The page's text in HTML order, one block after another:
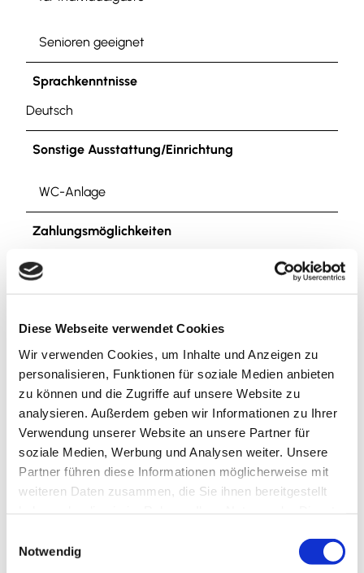
Diese Webseite verwendet Cookies
Wir verwenden Cookies, um Inhalte und Anzeigen zu
personalisieren, Funktionen für soziale Medien anbieten
zu können und die Zugriffe auf unsere Website zu
analysieren. Außerdem geben wir Informationen zu Ihrer
Verwendung unserer Website an unsere Partner für
soziale Medien, Werbung und Analysen weiter. Unsere
Partner führen diese Informationen möglicherweise mit
weiteren Daten zusammen, die Sie ihnen bereitgestellt
Notwendig
Senioren geeignet
Sprachkenntnisse
Deutsch
Sonstige Ausstattung/Einrichtung
WC-Anlage
Zahlungsmöglichkeiten
kostenfrei, Barzahlung vor Ort
Anreise & Parken
Anreise
Von Norden her über die A39 bis Abfahrt Salzgitter-
Thiede und dann die Eisenhüttenstraße entlang, bis
rechterhand das Besucherzentrum auftaucht. Von
Süden her über die A39 bis Abfahrt Salzgitter-
Watenstedt und dann über die Industriestraße Mitte
bis zur Kreuzung bei MAN. Hier links in die
Eisenhüttenstraße einbiegen und weiterfahren bis
linkerhand das Besucherzentrum auftaucht.
zahlreiche kostenfreie Besucherparkplätze direkt am
Besucherzentrum vor TOR 1